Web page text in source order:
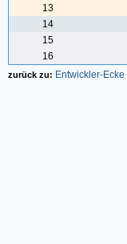
13
14
15
16
zurück zu: Entwickler-Ecke